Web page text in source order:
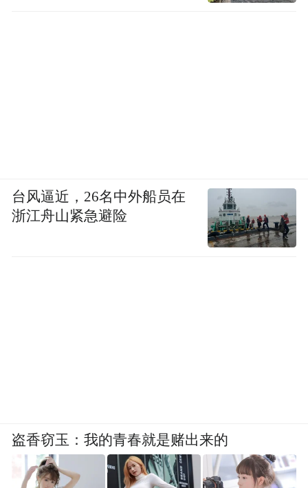
台风逼近，26名中外船员在
浙江舟山紧急避险
盗香窃玉：我的青春就是赌出来的